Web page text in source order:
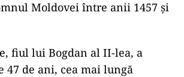
Moldovei între anii 1457 și
fiul lui Bogdan al II-lea, a
47 de ani, cea mai lungă